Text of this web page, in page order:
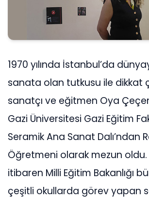
1970 yılında İstanbul’da
sanata olan tutkusu ile dikkat
sanatçı ve eğitmen Oya Çeçen
Gazi Üniversitesi Gazi Eğitim
Seramik Ana Sanat Dalı’ndan
Öğretmeni olarak mezun oldu.
itibaren Milli Eğitim Bakanlığı
çeşitli okullarda görev yapan